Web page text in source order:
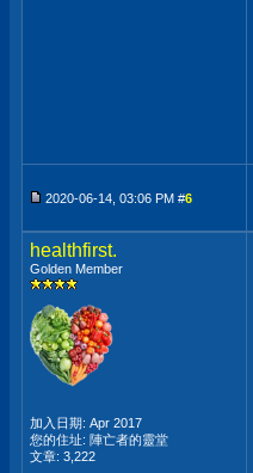
2020-06-14, 03:06 PM #6
healthfirst.
Golden Member
加入日期: Apr 2017
您的住址: 陣亡者的靈堂
文章: 3,222